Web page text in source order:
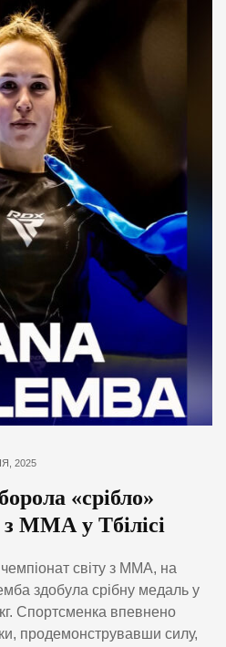
2025
«срібло»
з ММА у Тбілісі
чемпіонат світу з ММА, на
здобула срібну медаль у
кг. Спортсменка впевнено
продемонструвавши силу,